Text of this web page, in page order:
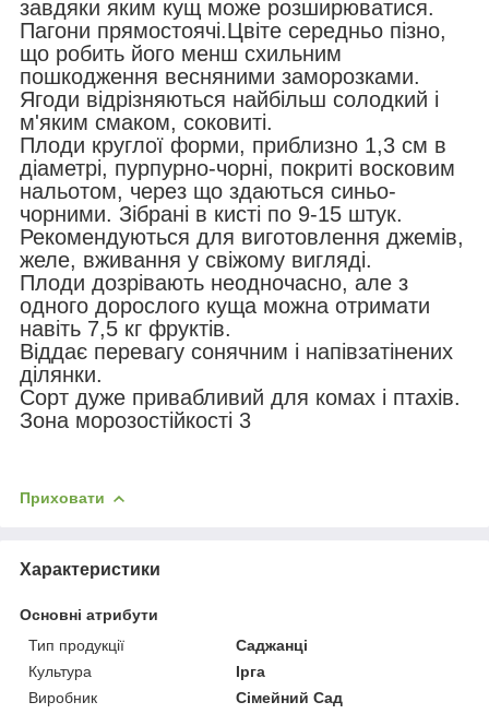
завдяки яким кущ може розширюватися.
Пагони прямостоячі.Цвіте середньо пізно,
що робить його менш схильним
пошкодження весняними заморозками.
Ягоди відрізняються найбільш солодкий і
м'яким смаком, соковиті.
Плоди круглої форми, приблизно 1,3 см в
діаметрі, пурпурно-чорні, покриті восковим
нальотом, через що здаються синьо-
чорними. Зібрані в кисті по 9-15 штук.
Рекомендуються для виготовлення джемів,
желе, вживання у свіжому вигляді.
Плоди дозрівають неодночасно, але з
одного дорослого куща можна отримати
навіть 7,5 кг фруктів.
Віддає перевагу сонячним і напівзатінених
ділянки.
Сорт дуже привабливий для комах і птахів.
Зона морозостійкості 3
Приховати
Характеристики
Основні атрибути
Тип продукції
Саджанці
Культура
Ірга
Виробник
Сімейний Сад